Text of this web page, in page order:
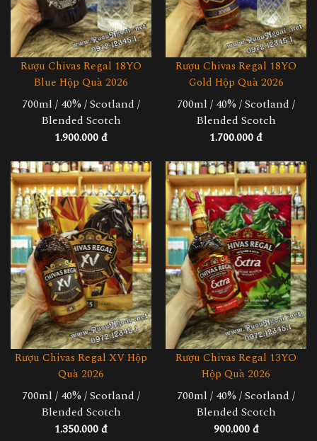
Rượu Chivas Regal 18YO
Blue Hộp Quà 2026
700ml / 40% / Scotland /
Blended Scotch
1.900.000 đ
Rượu Chivas Regal 18YO
Gold Hộp Quà 2026
700ml / 40% / Scotland /
Blended Scotch
1.700.000 đ
Rượu Chivas Regal XV Hộp
Quà 2026
700ml / 40% / Scotland /
Blended Scotch
1.350.000 đ
Rượu Chivas Regal 13YO
Hộp Quà 2026
700ml / 40% / Scotland /
Blended Scotch
900.000 đ